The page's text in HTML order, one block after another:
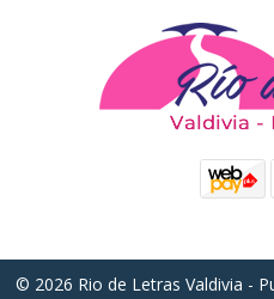
© 2026 Rio de Letras Valdivia -